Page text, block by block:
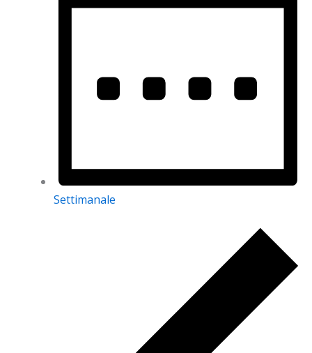
Settimanale